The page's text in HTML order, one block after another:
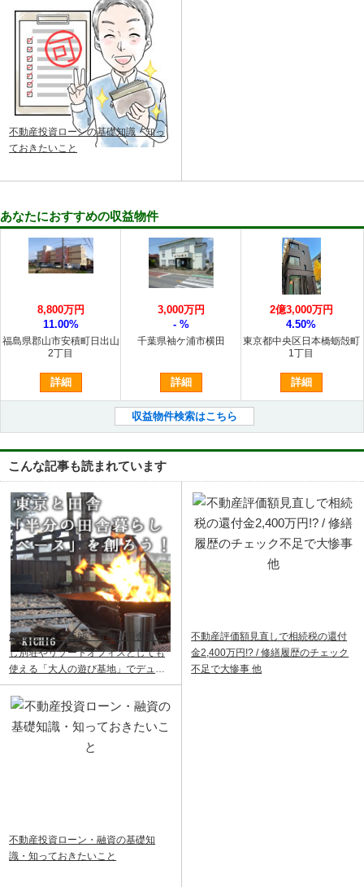
不動産投資ローンの基礎知識・知っ
ておきたいこと
あなたにおすすめの収益物件
福島県郡山市安積町日出山
2丁目
8,800万円
11.00%
詳細
千葉県袖ケ浦市横田
3,000万円
- %
詳細
東京都中央区日本橋蛎殻町
1丁目
2億3,000万円
4.50%
詳細
収益物件検索はこちら
こんな記事も読まれています
飯能ベース｜飯能・青梅で田舎暮ら
し別荘やリゾートオフィスとしても
使える「大人の遊び基地」でデュア
ルライフ
不動産評価額見直しで相続税の還付
金2,400万円!? / 修繕履歴のチェック
不足で大惨事 他
不動産投資ローン・融資の基礎知
識・知っておきたいこと